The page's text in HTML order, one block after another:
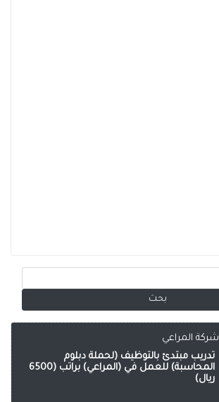
شركة المراعي
تدريب مبتدئ بالتوظيف (لحملة دبلوم
المحاسبة) للعمل في (المراعي) براتب (6500
ريال)